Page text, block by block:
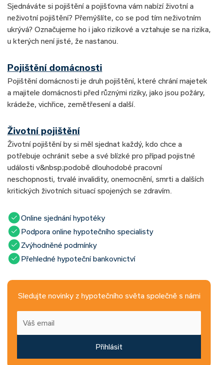
Sjednáváte si pojištění a pojišťovna vám nabízí životní a
neživotní pojištění? Přemýšlíte, co se pod tím neživotním
ukrývá? Označujeme ho i jako rizikové a vztahuje se na rizika,
u kterých není jisté, že nastanou.
Pojištění domácnosti
Pojištění domácnosti je druh pojištění, které chrání majetek
a majitele domácnosti před různými riziky, jako jsou požáry,
krádeže, vichřice, zemětřesení a další.
Životní pojištění
Životní pojištění by si měl sjednat každý, kdo chce a
potřebuje ochránit sebe a své blízké pro případ pojistné
události v&nbsp;podobě dlouhodobé pracovní
neschopnosti, trvalé invalidity, onemocnění, smrti a dalších
kritických životních situací spojených se zdravím.
Online sjednání hypotéky
Podpora online hypotečního specialisty
Zvýhodněné podmínky
Přehledné hypoteční bankovnictví
Sledujte novinky z hypotečního světa společně s námi
Přihlásit